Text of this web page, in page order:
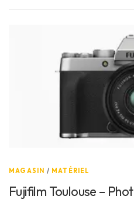
MAGASIN / MATÉRIEL
Fujifilm Toulouse –